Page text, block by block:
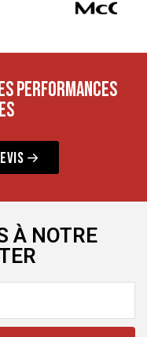
PERFORMANCES
À NOTRE